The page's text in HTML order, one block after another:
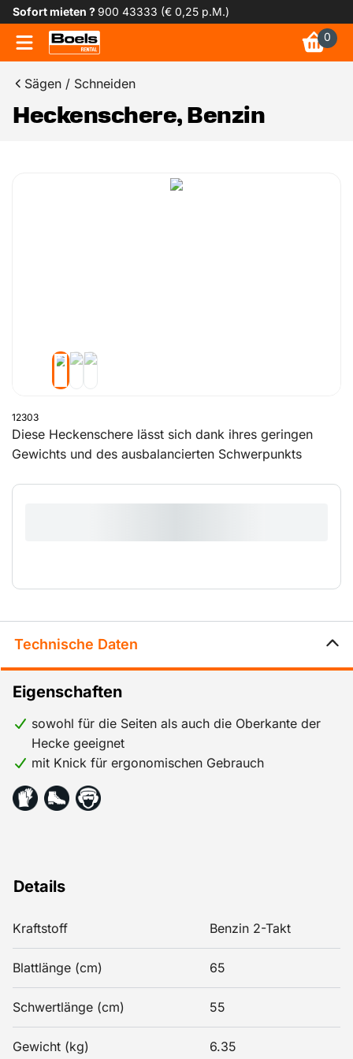
Sofort mieten ?900 43333 (€ 0,25 p.M.)
0
Sägen / Schneiden
Heckenschere, Benzin
12303
Diese Heckenschere lässt sich dank ihres geringen
Gewichts und des ausbalancierten Schwerpunkts
Ideal zum mühelosen Schneiden und in Form bringen
Technische Daten
Details
Kraftstoff Benzin 2-Takt
Blattlänge (cm) 65
Schwertlänge (cm) 55
Gewicht (kg) 6.35
Eigenschaften
sowohl für die Seiten als auch die Oberkante der
Hecke geeignet
mit Knick für ergonomischen Gebrauch